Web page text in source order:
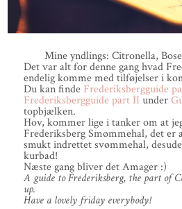
Mine yndlings: Citronella,
Det var alt for denne gang hvad
endelig komme med tilføjelser i
Du kan finde Frederiksbergguide
Frederiksbergguide part II under
topbjælken.
Hov, kommer lige i tanker om at
Frederiksberg Smømmehal, det er
smukt indrettet svømmehal,
kurbad!
Næste gang bliver det Amager :)
A guide to Frederiksberg, the part of
up.
Have a lovely friday everybody!